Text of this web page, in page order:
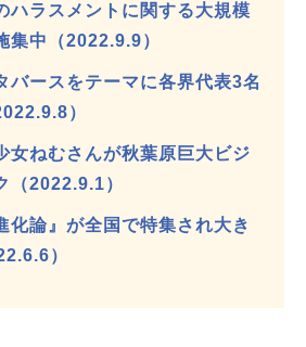
ハラスメントに関する大規模
集中（2022.9.9）
バースをテーマに各界代表3名
）
女ねむさんが秋葉原巨大ビジ
（2022.9.1）
化論』が全国で特集され大き
）